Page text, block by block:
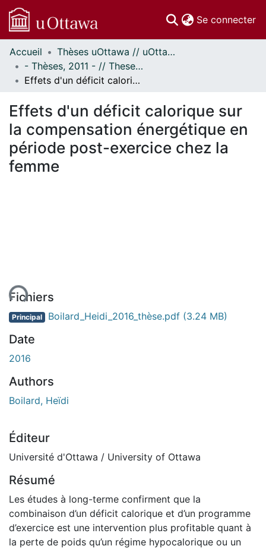
Se connecter
Communautés
et collections
Parcourir
À propos
Accueil
Thèses uOttawa // uOttawa Theses
- Thèses, 2011 - // Theses, 2011 -
Effets d'un déficit calorique sur la compensation énergétique en période post-exercice chez la femme
Effets d'un déficit calorique sur
la compensation énergétique en
période post-exercice chez la
femme
Fichiers
Principal Boilard_Heidi_2016_thèse.pdf (3.24 MB)
Date
2016
Authors
Boilard, Heïdi
Éditeur
Université d'Ottawa / University of Ottawa
Résumé
Les études à long-terme confirment que la
combinaison d’un déficit calorique et d’un programme
d’exercice est une intervention plus profitable quant à
la perte de poids qu’un régime hypocalorique ou un